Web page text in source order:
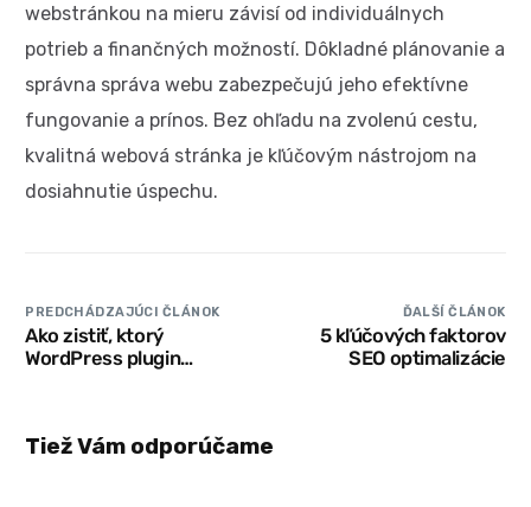
webstránkou na mieru závisí od individuálnych
potrieb a finančných možností. Dôkladné plánovanie a
správna správa webu zabezpečujú jeho efektívne
fungovanie a prínos. Bez ohľadu na zvolenú cestu,
kvalitná webová stránka je kľúčovým nástrojom na
dosiahnutie úspechu.
PREDCHÁDZAJÚCI ČLÁNOK
Ako zistiť, ktorý
WordPress plugin
ĎALŠÍ ČLÁNOK
5 kľúčových faktorov
SEO optimalizácie
Tiež Vám odporúčame